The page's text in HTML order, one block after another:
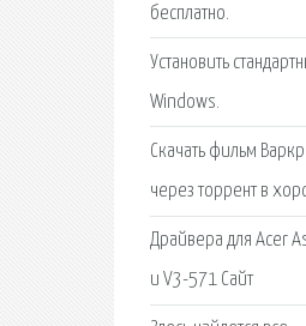
бесплатно.
Установить
Windows.
Скачать фильм
через торрент в
Драйвера для Acer
и V3-571 Сайт